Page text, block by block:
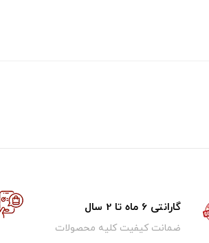
گارانتی 6 ماه تا 2 سال
ضمانت کیفیت کلیه محصولات